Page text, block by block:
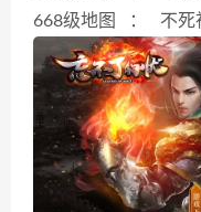
668级地图 ： 不死